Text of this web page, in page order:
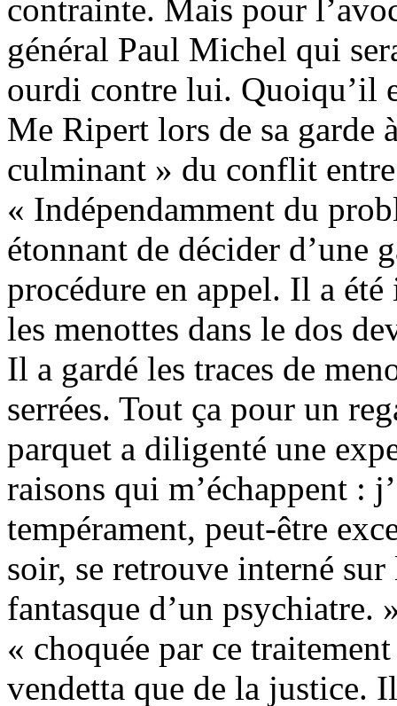
contrainte. Mais pour
général Paul Michel qui
ourdi contre lui. Quoiqu’il
Me Ripert lors de sa garde
culminant » du conflit
« Indépendamment du
étonnant de décider d’une
procédure en appel. Il a
les menottes dans le dos
Il a gardé les traces de
serrées. Tout ça pour un
parquet a diligenté une
raisons qui m’échappent :
tempérament, peut-être
soir, se retrouve interné
fantasque d’un psychiatre.
« choquée par ce
vendetta que de la justice.